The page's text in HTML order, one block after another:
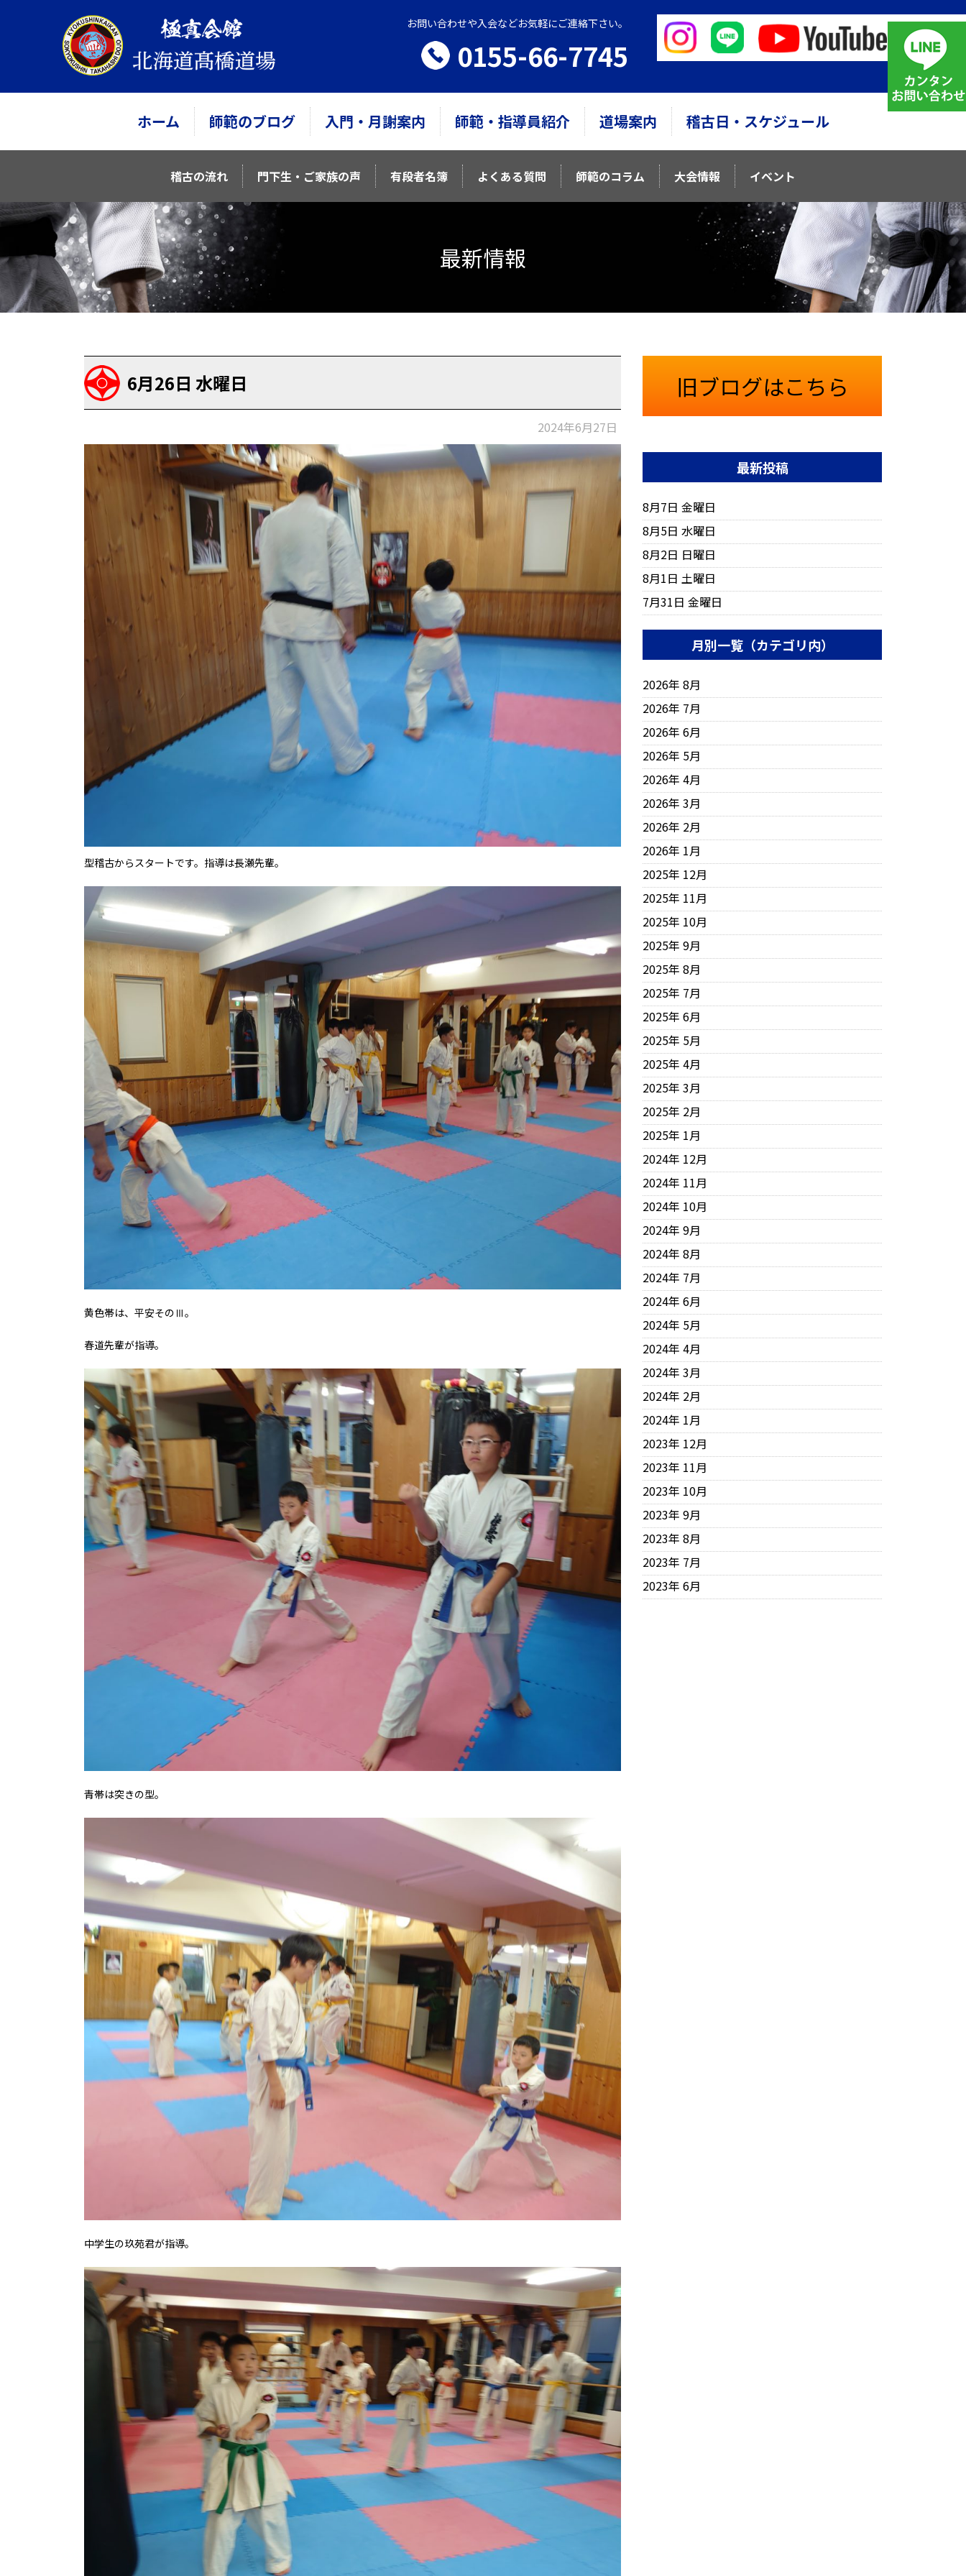
お問い合わせや入会などお気軽にご連絡下さい。
0155-66-7745
ホーム 師範のブログ 入門・月謝案内 師範・指導員紹介 道場案内 稽古日・スケジュール
稽古の流れ 門下生・ご家族の声 有段者名簿 よくある質問 師範のコラム 大会情報 イベント
最新情報
6月26日 水曜日
2024年6月27日
型稽古からスタートです。指導は長瀬先輩。
黄色帯は、平安そのⅢ。
春道先輩が指導。
青帯は突きの型。
中学生の玖苑君が指導。
旧ブログはこちら
最新投稿
8月7日 金曜日
8月5日 水曜日
8月2日 日曜日
8月1日 土曜日
7月31日 金曜日
月別一覧（カテゴリ内）
2026年 8月
2026年 7月
2026年 6月
2026年 5月
2026年 4月
2026年 3月
2026年 2月
2026年 1月
2025年 12月
2025年 11月
2025年 10月
2025年 9月
2025年 8月
2025年 7月
2025年 6月
2025年 5月
2025年 4月
2025年 3月
2025年 2月
2025年 1月
2024年 12月
2024年 11月
2024年 10月
2024年 9月
2024年 8月
2024年 7月
2024年 6月
2024年 5月
2024年 4月
2024年 3月
2024年 2月
2024年 1月
2023年 12月
2023年 11月
2023年 10月
2023年 9月
2023年 8月
2023年 7月
2023年 6月